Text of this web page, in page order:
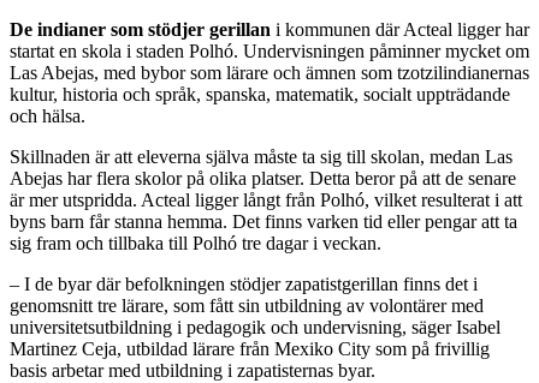
De indianer som stödjer gerillan i kommunen där Acteal ligger har
startat en skola i staden Polhó. Undervisningen påminner mycket om
Las Abejas, med bybor som lärare och ämnen som tzotzilindianernas
kultur, historia och språk, spanska, matematik, socialt uppträdande
och hälsa.
Skillnaden är att eleverna själva måste ta sig till skolan, medan Las
Abejas har flera skolor på olika platser. Detta beror på att de senare
är mer utspridda. Acteal ligger långt från Polhó, vilket resulterat i att
byns barn får stanna hemma. Det finns varken tid eller pengar att ta
sig fram och tillbaka till Polhó tre dagar i veckan.
– I de byar där befolkningen stödjer zapatistgerillan finns det i
genomsnitt tre lärare, som fått sin utbildning av volontärer med
universitetsutbildning i pedagogik och undervisning, säger Isabel
Martinez Ceja, utbildad lärare från Mexiko City som på frivillig
basis arbetar med utbildning i zapatisternas byar.